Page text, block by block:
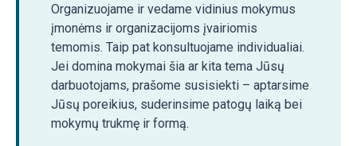
Organizuojame ir vedame vidinius mokymus
įmonėms ir organizacijoms įvairiomis
temomis. Taip pat konsultuojame individualiai.
Jei domina mokymai šia ar kita tema Jūsų
darbuotojams, prašome susisiekti – aptarsime
Jūsų poreikius, suderinsime patogų laiką bei
mokymų trukmę ir formą.